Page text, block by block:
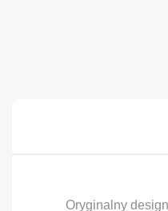
Oryginalny